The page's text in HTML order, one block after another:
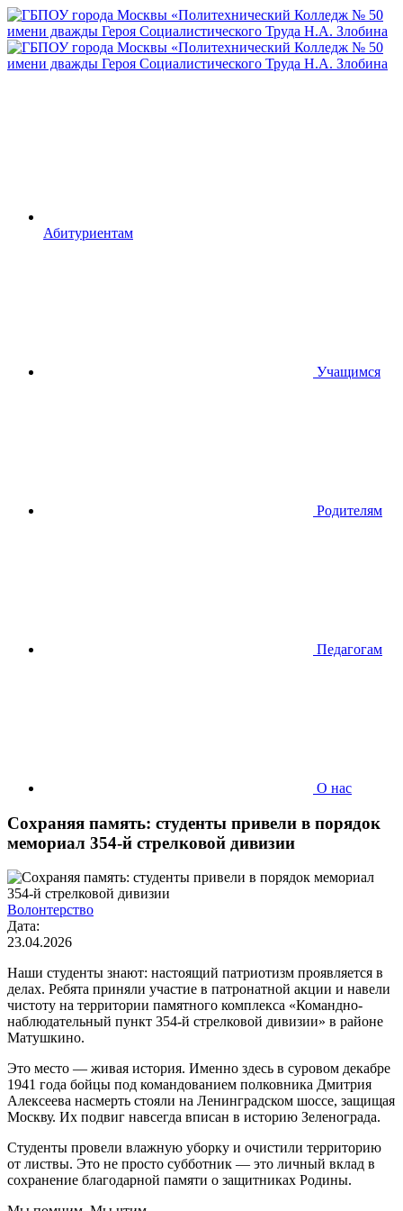
Абитуриентам
Учащимся
Родителям
Педагогам
О нас
Сохраняя память: студенты привели в порядок
мемориал 354-й стрелковой дивизии
Волонтерство
Дата:
23.04.2026
Наши студенты знают: настоящий патриотизм проявляется в
делах. Ребята приняли участие в патронатной акции и навели
чистоту на территории памятного комплекса «Командно-
наблюдательный пункт 354-й стрелковой дивизии» в районе
Матушкино.
Это место — живая история. Именно здесь в суровом декабре
1941 года бойцы под командованием полковника Дмитрия
Алексеева насмерть стояли на Ленинградском шоссе, защищая
Москву. Их подвиг навсегда вписан в историю Зеленограда.
Студенты провели влажную уборку и очистили территорию
от листвы. Это не просто субботник — это личный вклад в
сохранение благодарной памяти о защитниках Родины.